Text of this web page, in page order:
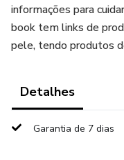
informações para
book tem links de
pele, tendo produtos
Detalhes
Garantia de 7 dias